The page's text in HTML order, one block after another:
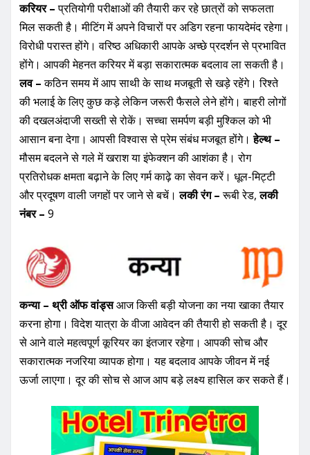
करियर –प्रतियोगी परीक्षाओं की तैयारी कर रहे छात्रों को सफलता
मिल सकती है। मीटिंग में अपने विचारों पर अडिग रहना फायदेमंद रहेगा।
विरोधी परास्त होंगे। वरिष्ठ अधिकारी आपके अच्छे प्रदर्शन से प्रभावित
होंगे। आपकी मेहनत करियर में बड़ा सकारात्मक बदलाव ला सकती है।
लव –कठिन समय में आप साथी के साथ मजबूती से खड़े रहेंगे। रिश्ते
की भलाई के लिए कुछ कड़े लेकिन जरूरी फैसले लेने होंगे। बाहरी लोगों
की दखलअंदाजी सख्ती से रोकें। सच्चा समर्पण बड़ी मुश्किल को भी
आसान बना देगा। आपसी विश्वास से प्रेम संबंध मजबूत होंगे।हेल्थ –
मौसम बदलने से गले में खराश या इंफेक्शन की आशंका है। रोग
प्रतिरोधक क्षमता बढ़ाने के लिए गर्म काढ़े का सेवन करें। धूल-मिट्टी
और प्रदूषण वाली जगहों पर जाने से बचें।लकी रंग –रूबी रेड,लकी
नंबर – 9
कन्या – थ्री ऑफ वांड्सआज किसी बड़ी योजना का नया खाका तैयार
करना होगा। विदेश यात्रा के वीजा आवेदन की तैयारी हो सकती है। दूर
से आने वाले महत्वपूर्ण कूरियर का इंतजार रहेगा। आपकी सोच और
सकारात्मक नजरिया व्यापक होगा। यह बदलाव आपके जीवन में नई
ऊर्जा लाएगा। दूर की सोच से आज आप बड़े लक्ष्य हासिल कर सकते हैं।